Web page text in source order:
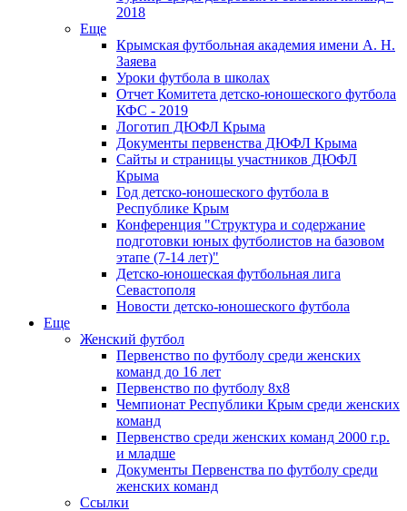
2018
Еще
Крымская футбольная академия имени А. Н.
Заяева
Уроки футбола в школах
Отчет Комитета детско-юношеского футбола
КФС - 2019
Логотип ДЮФЛ Крыма
Документы первенства ДЮФЛ Крыма
Сайты и страницы участников ДЮФЛ
Крыма
Год детско-юношеского футбола в
Республике Крым
Конференция "Структура и содержание
подготовки юных футболистов на базовом
этапе (7-14 лет)"
Детско-юношеская футбольная лига
Севастополя
Новости детско-юношеского футбола
Еще
Женский футбол
Первенство по футболу среди женских
команд до 16 лет
Первенство по футболу 8х8
Чемпионат Республики Крым среди женских
команд
Первенство среди женских команд 2000 г.р.
и младше
Документы Первенства по футболу среди
женских команд
Ссылки